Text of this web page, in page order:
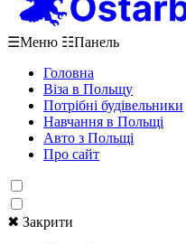
☰Меню ☷Панель
Головна
Віза в Польщу
Потрібні будівельники
Навчання в Польщі
Авто з Польщі
Про сайт
✖ Закрити